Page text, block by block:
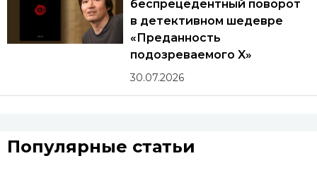
беспрецедентный поворот
в детективном шедевре
«Преданность
подозреваемого X»
30.07.2026
Популярные статьи